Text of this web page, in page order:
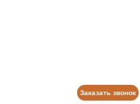
Заказать звонок